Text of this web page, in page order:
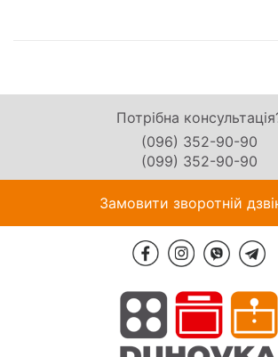
Потрібна
(096) 352-90-90
(099) 352-90-90
Замовити зворотній